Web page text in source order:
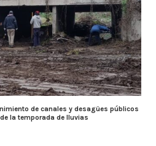
de canales y desagües públicos
la temporada de lluvias